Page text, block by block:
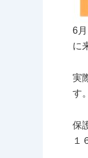
6
に
実
す。
保
１